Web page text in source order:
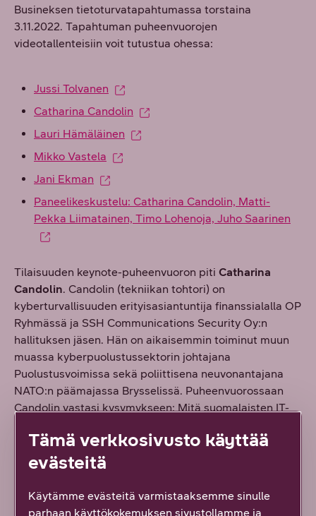
Busineksen tietoturvatapahtumassa torstaina
3.11.2022. Tapahtuman puheenvuorojen
videotallenteisiin voit tutustua ohessa:
Jussi Tolvanen
Catharina Candolin
Lauri Hämäläinen
Mikko Vastela
Jani Ekman
Paneelikeskustelu: Catharina Candolin, Matti-
Pekka Liimatainen, Timo Lohenoja, Juho Saarinen
Tilaisuuden keynote-puheenvuoron piti Catharina
Candolin. Candolin (tekniikan tohtori) on
kyberturvallisuuden erityisasiantuntija finanssialalla OP
Ryhmässä ja SSH Communications Security Oy:n
hallituksen jäsen. Hän on aikaisemmin toiminut muun
muassa kyberpuolustussektorin johtajana
Puolustusvoimissa sekä poliittisena neuvonantajana
NATO:n päämajassa Brysselissä. Puheenvuorossaan
Candolin vastasi kysymykseen: Mitä suomalaisten IT-
kyberturvallisuudesta juuri nyt?
Iltapäivän paneelikeskustelu keskittyi tietoturvan ja
luottamattomuuteen. Paneelissa asiantuntijoina olivat
Tämä verkkosivusto käyttää
evästeitä
Käytämme evästeitä varmistaaksemme sinulle
parhaan käyttökokemuksen sivustollamme ja